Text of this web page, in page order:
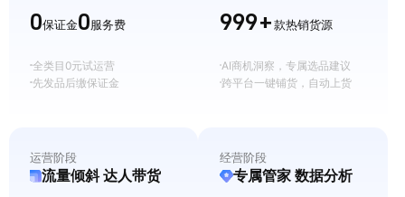
0保证金0服务费
全类目0元试运营
先发品后缴保证金
999+款热销货源
AI商机洞察，专属选品建议
跨平台一键铺货，自动上货
运营阶段
流量倾斜 达人带货
经营阶段
专属管家 数据分析